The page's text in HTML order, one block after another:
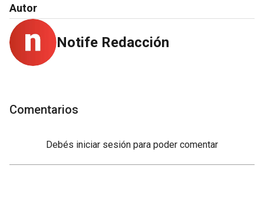
Autor
Notife Redacción
Comentarios
Debés iniciar sesión para poder comentar